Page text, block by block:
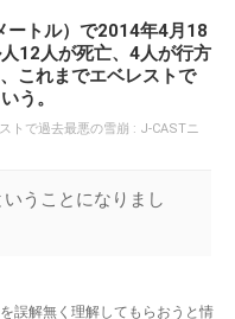
ートル）で2014年4月18
12人が死亡、4人が行方
これまでエベレストで
う。
トで過去最悪の雪崩 : J-CASTニ
うことになりまし
誤解無く理解してもらおうと情